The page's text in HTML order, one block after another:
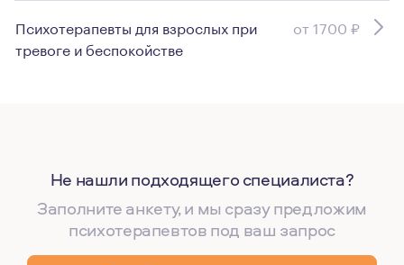
Психотерапевты для взрослых при
тревоге и беспокойстве
от 1700 ₽
Не нашли подходящего специалиста?
Заполните анкету, и мы сразу предложим
психотерапевтов под ваш запрос